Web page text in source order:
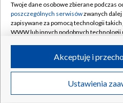
Rada Programowa
System NOS
Informacje o nadawcy
Program dla prasy
Ogłoszenie przetargowe
©2026 Telewizja
Twoje dane osobowe zbierane podczas
poszczególnych serwisówzwanych
zapisywane za pomocą technologii
WWW lub innych podobnych
ruchu w Internecie.
Twoje dane osobowe zbierane podczas
poszczególnych serwisówna Portalu,
Ustawienia
Akceptuję i